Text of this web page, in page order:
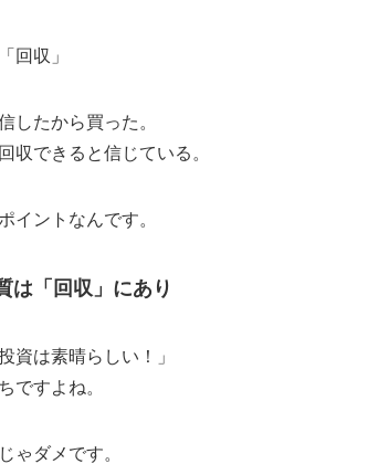
回収」
したから買った。
収できると信じている。
イントなんです。
は「回収」にあり
資は素晴らしい！」
ですよね。
ゃダメです。